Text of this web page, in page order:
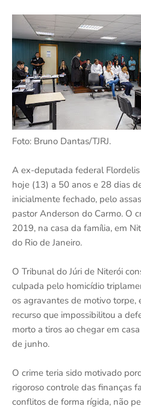
Foto: Bruno Dantas/TJRJ.
A ex-deputada federal
hoje (13) a 50 anos e 28 dias
inicialmente fechado, pelo
pastor Anderson do Carmo. O
2019, na casa da família, em
do Rio de Janeiro.
O Tribunal do Júri de Niterói
culpada pelo homicídio
os agravantes de motivo torpe,
recurso que impossibilitou a
morto a tiros ao chegar em
de junho.
O crime teria sido motivado
rigoroso controle das finanças
conflitos de forma rígida, não